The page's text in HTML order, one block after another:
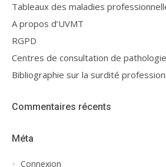
Tableaux des maladies
A propos d’UVMT
RGPD
Centres de consultation de
Bibliographie sur la surdité
Commentaires récents
Méta
Connexion